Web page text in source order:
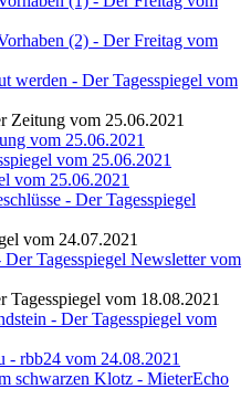
(2) - Der Freitag vom
werden - Der Tagesspiegel vom
Zeitung vom 25.06.2021
vom 25.06.2021
vom 25.06.2021
vom 25.06.2021
- Der Tagesspiegel
vom 24.07.2021
Tagesspiegel Newsletter vom
vom 18.08.2021
- Der Tagesspiegel vom
- rbb24 vom 24.08.2021
schwarzen Klotz - MieterEcho